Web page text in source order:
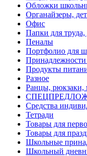
Обложки
Органайзеры,
Офис
Папки для труда,
Пеналы
Портфолио для
Принадлежности
Продукты
Разное
Ранцы, рюкзаки,
Средства
Тетради
Товары для
Товары для
Школьные
Школьный